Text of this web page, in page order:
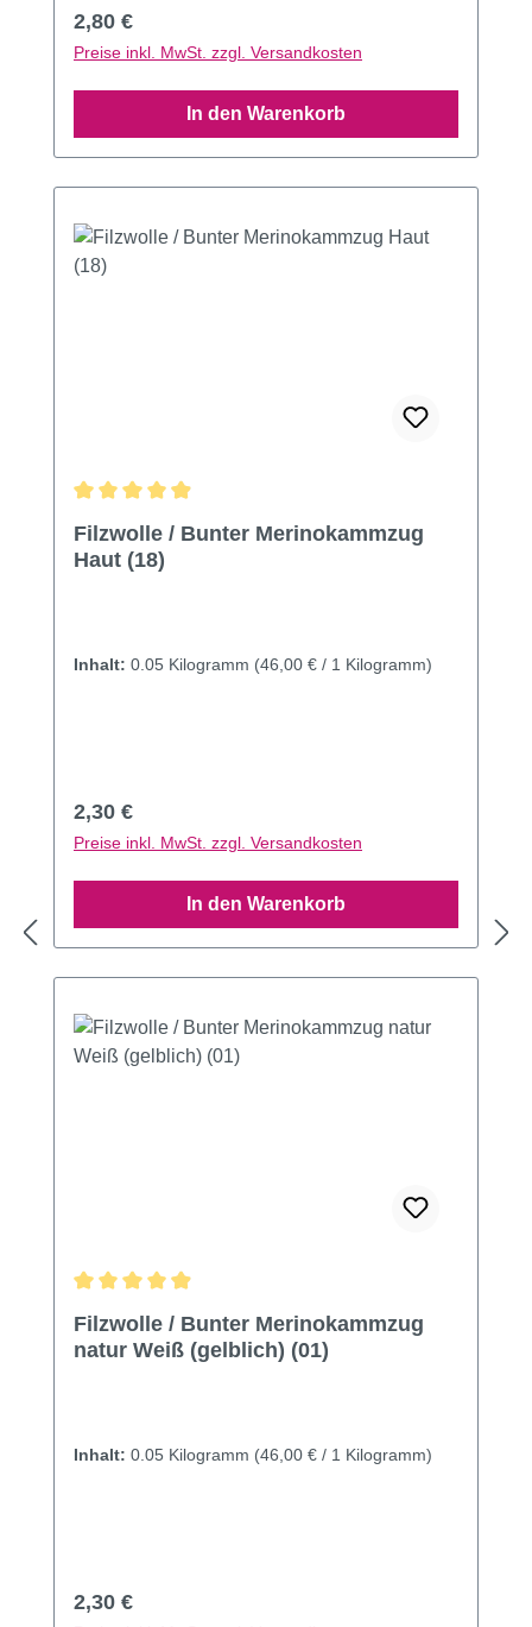
Regulärer Preis:
2,80 €
Preise inkl. MwSt. zzgl. Versandkosten
In den Warenkorb
Filzwolle / Bunter Merinokammzug
Haut (18)
Inhalt: 0.05 Kilogramm (46,00 € / 1 Kilogramm)
Regulärer Preis:
2,30 €
Preise inkl. MwSt. zzgl. Versandkosten
In den Warenkorb
Filzwolle / Bunter Merinokammzug
natur Weiß (gelblich) (01)
Inhalt: 0.05 Kilogramm (46,00 € / 1 Kilogramm)
Regulärer Preis:
2,30 €